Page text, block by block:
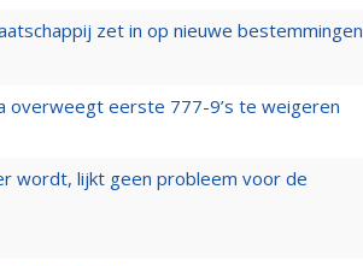
zet in op nieuwe bestemmingen
overweegt eerste 777-9’s te weigeren
wordt, lijkt geen probleem voor de